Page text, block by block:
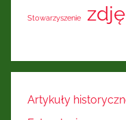
Stowarzyszenie
Artykuły